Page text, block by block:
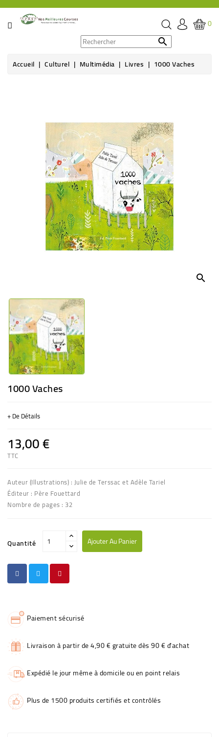
CATÉGORIE
ÉPICERIE
0

Accueil Culturel Multimédia Livres 1000 Vaches
search
1000 Vaches
+ De Détails
13,00 €
TTC
Auteur (Illustrations) : Julie de Terssac et Adèle Tariel
Éditeur : Père Fouettard
Nombre de pages : 32
Quantité Ajouter Au Panier
Paiement sécurisé
Livraison à partir de 4,90 € gratuite dès 90 € d'achat
Expédié le jour même à domicile ou en point relais
Plus de 1500 produits certifiés et contrôlés